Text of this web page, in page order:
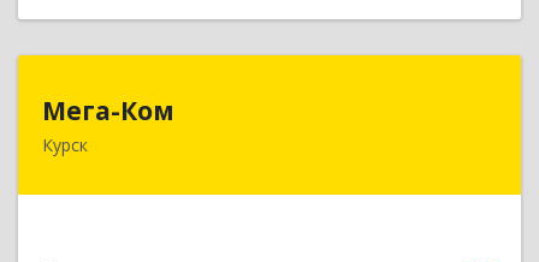
Мега-Ком
Курск
305001, Курская обл, Курск г, Красной Армии ул,